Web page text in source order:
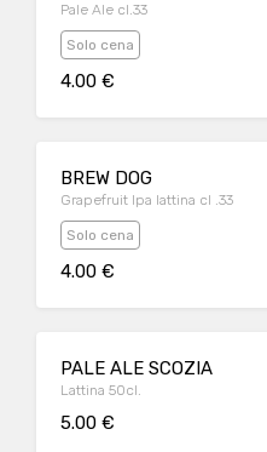
Pale Ale cl.33
Solo cena
4.00 €
BREW DOG
Grapefruit Ipa lattina cl .33
Solo cena
4.00 €
PALE ALE SCOZIA
Lattina 50cl.
5.00 €